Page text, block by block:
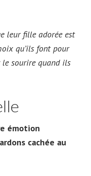
leur fille adorée est
qu’ils font pour
le sourire quand ils
émotion
cachée au